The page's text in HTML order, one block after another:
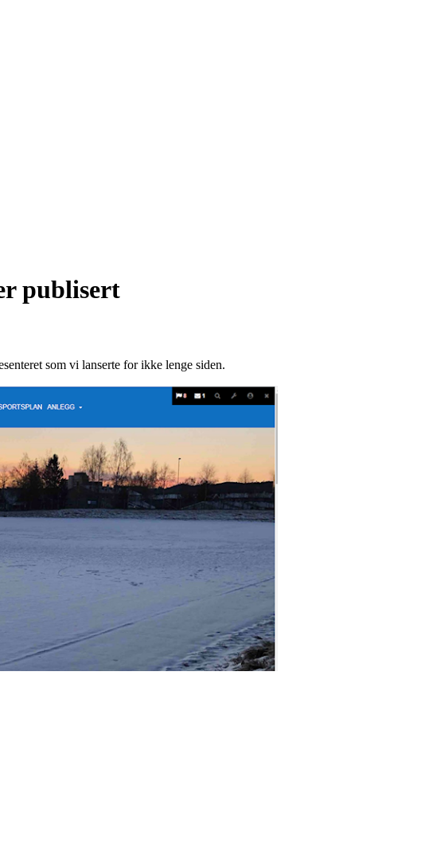
publisert
som vi lanserte for ikke lenge siden.